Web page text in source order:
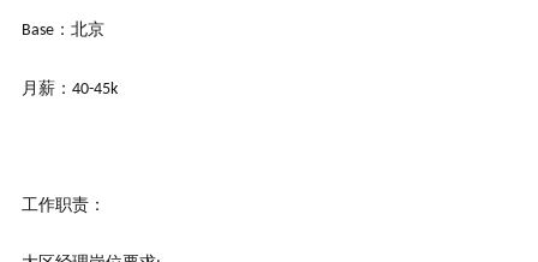
Base：北京
月薪： 40-45k
工作职责：